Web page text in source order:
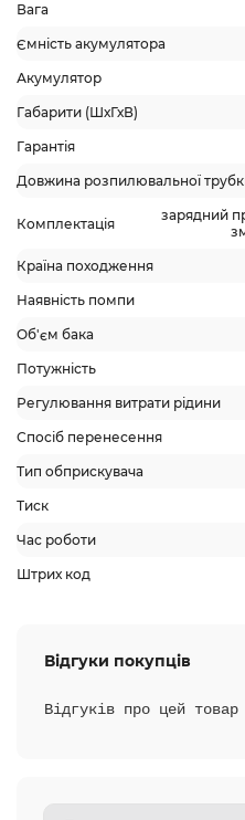
Вага
Ємність акумулятора
Акумулятор
Габарити (ШхГхВ)
Гарантія
Довжина розпилювальної
Комплектація
зарядний
Країна походження
Наявність помпи
Об'єм бака
Потужність
Регулювання витрати рідини
Спосіб перенесення
Тип обприскувача
Тиск
Час роботи
Штрих код
Відгуки покупців
Відгуків про цей